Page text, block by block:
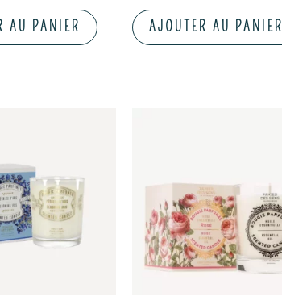
AU PANIER AJOUTER AU PANIER